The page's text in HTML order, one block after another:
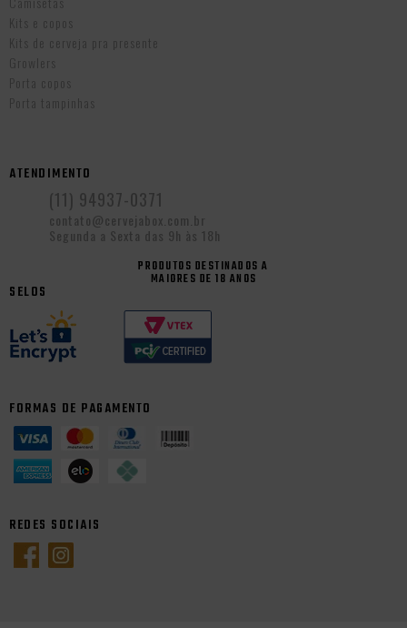
Kits e copos
Kits de cerveja pra presente
Growlers
Porta copos
Porta tampinhas
ATENDIMENTO
(11) 94937-0371
contato@cervejabox.com.br
Segunda a Sexta das 9h às 18h
PRODUTOS DESTINADOS A
MAIORES DE 18 ANOS
SELOS
FORMAS DE PAGAMENTO
REDES SOCIAIS